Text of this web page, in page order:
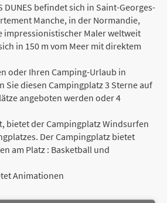
DUNES befindet sich in Saint-Georges-
Manche, in der Normandie,
impressionistischer Maler weltweit
in 150 m vom Meer mit direktem
oder Ihren Camping-Urlaub in
Sie diesen Campingplatz 3 Sterne auf
angeboten werden oder 4
bietet der Campingplatz Windsurfen
Der Campingplatz bietet
am Platz : Basketball und
Animationen